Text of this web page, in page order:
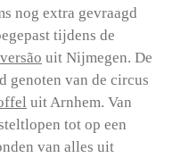
nog extra gevraagd
tijdens de
uit Nijmegen. De
genoten van de circus
uit Arnhem. Van
tot op een
van alles uit